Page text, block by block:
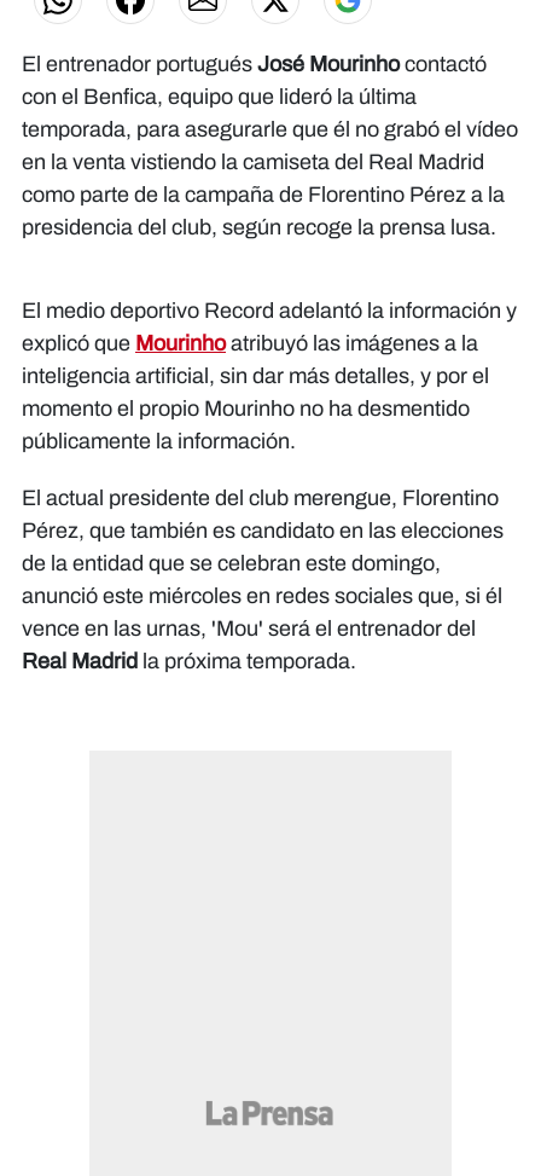
El entrenador portugués José Mourinhocontactó
con el Benfica, equipo que lideró la última
temporada, para asegurarle que él no grabó el vídeo
en la venta vistiendo la camiseta del Real Madrid
como parte de la campaña de Florentino Pérez a la
presidencia del club, según recoge la prensa lusa.
El medio deportivo Record adelantó la información y
explicó que Mourinhoatribuyó las imágenes a la
inteligencia artificial, sin dar más detalles, y por el
momento el propio Mourinho no ha desmentido
públicamente la información.
El actual presidente del club merengue, Florentino
Pérez, que también es candidato en las elecciones
de la entidad que se celebran este domingo,
anunció este miércoles en redes sociales que, si él
vence en las urnas, 'Mou' será el entrenador del
Real Madrid la próxima temporada.